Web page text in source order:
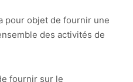
pour objet de fournir une
des activités de
fournir sur le